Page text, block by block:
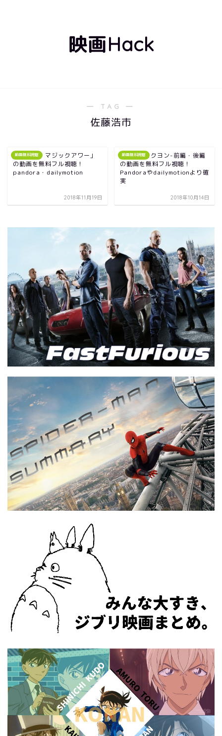
映画Hack
― TAG ―
佐藤浩市
動画無料視聴
映画「ザ・マジックアワー」
の動画を無料フル視聴！
pandora・dailymotion
2018年11月19日
動画無料視聴
映画64-ロクヨン-前編・後編
の動画を無料フル視聴！
Pandoraやdailymotionより確
実
2018年10月14日